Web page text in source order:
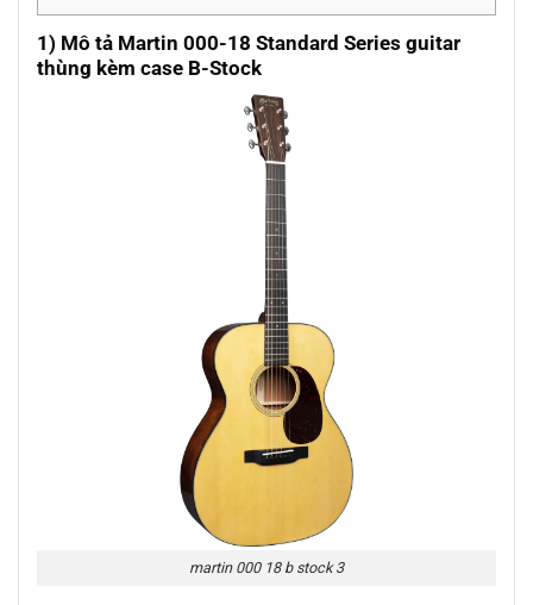
1) Mô tả Martin 000-18 Standard Series guitar
thùng kèm case B-Stock
martin 000 18 b stock 3